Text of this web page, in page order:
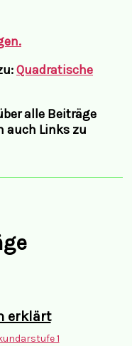
Quadratische
alle Beiträge
auch Links zu
erklärt
1